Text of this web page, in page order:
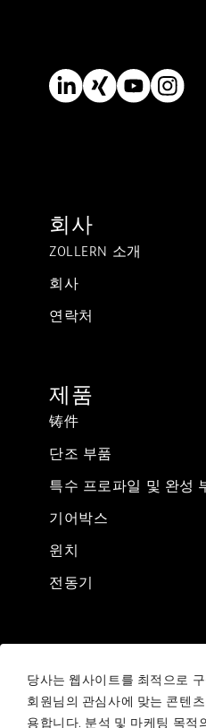
회사
ZOLLERN 소개
회사
연락처
제품
铸件
단조 부품
특수 프로파일 및 완성
기어박스
윈치
전동기
Sale conditions
Purchasing conditions
당사는 웹사이트를 최적으로
회원님의 관심사에 맞는 콘텐
용합니다. 분석 및 마케팅 목적